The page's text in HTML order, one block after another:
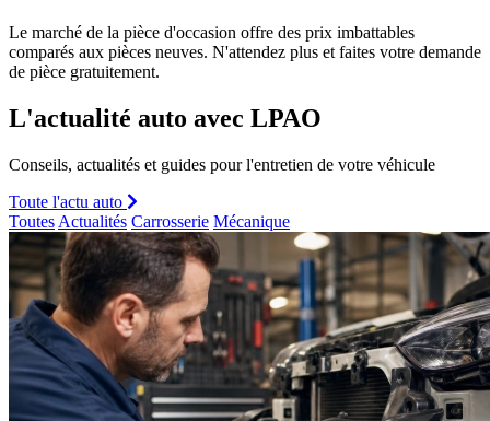
Le marché de la pièce d'occasion offre des prix imbattables
comparés aux pièces neuves. N'attendez plus et faites votre demande
de pièce gratuitement.
L'actualité auto avec LPAO
Conseils, actualités et guides pour l'entretien de votre véhicule
Toute l'actu auto
Toutes Actualités Carrosserie Mécanique